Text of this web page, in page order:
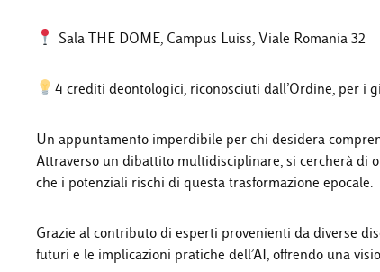
Sala THE DOME, Campus Luiss, Viale Romania 32
4 crediti deontologici, riconosciuti dall’Ordine, per i
Un appuntamento imperdibile per chi desidera
Attraverso un dibattito multidisciplinare, si cercherà di
che i potenziali rischi di questa trasformazione epocale.
Grazie al contributo di esperti provenienti da diverse
futuri e le implicazioni pratiche dell’AI, offrendo una